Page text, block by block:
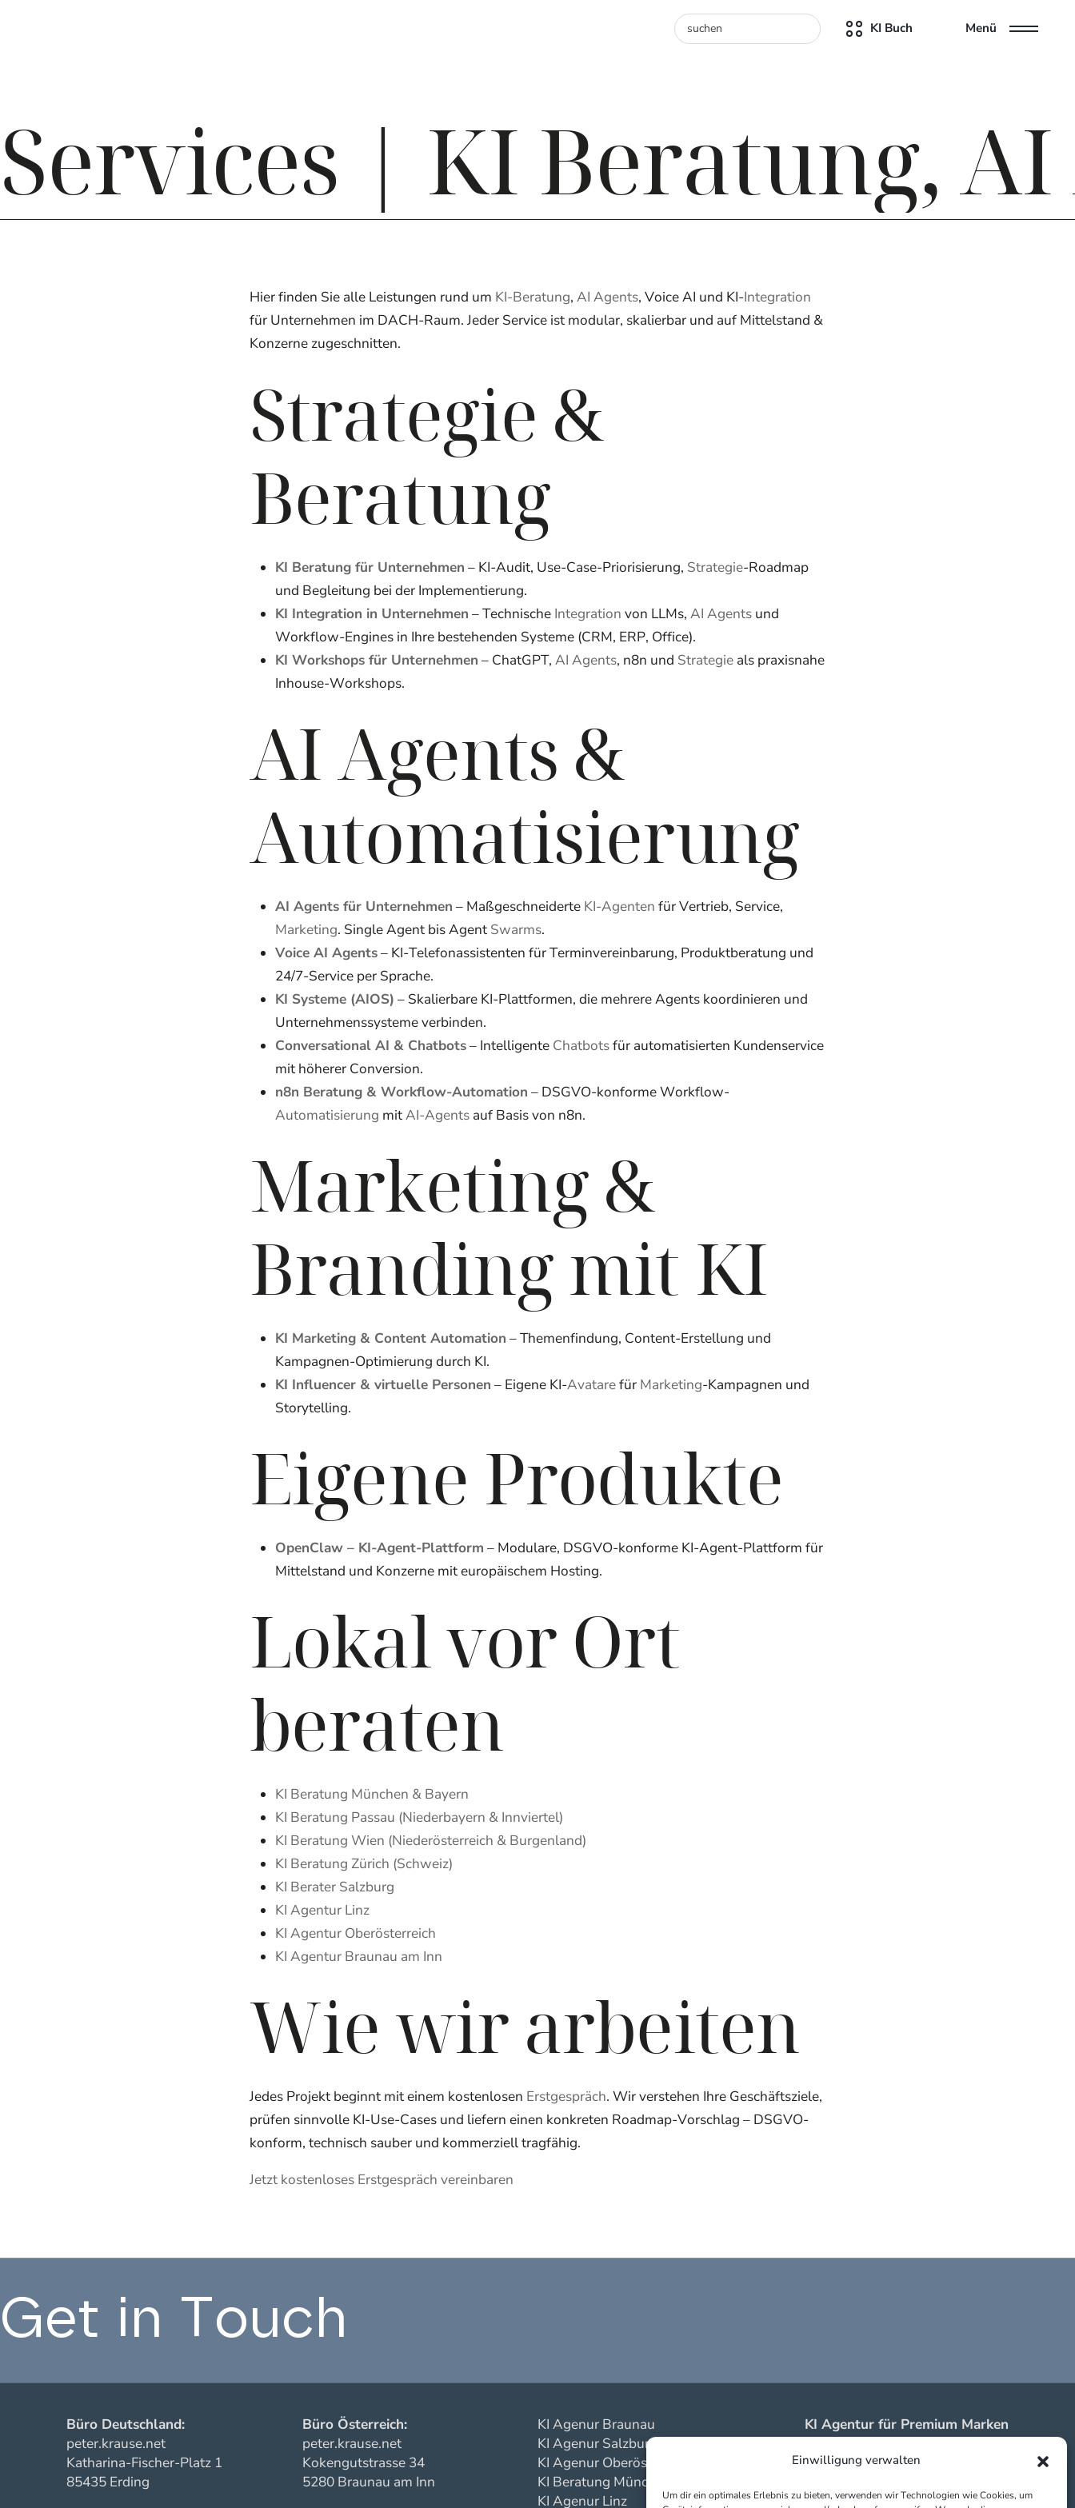
Einwilligung verwalten
Um dir ein optimales Erlebnis zu bieten, verwenden wir Technologien wie Cookies, um
KI Buch Menü
Services | KI Beratung,
Hier finden Sie alle Leistungen rund um KI-Beratung, AI Agents, Voice AI und KI-Integration
für Unternehmen im DACH-Raum. Jeder Service ist modular, skalierbar und auf Mittelstand &
Konzerne zugeschnitten.
Strategie &
Beratung
KI Beratung für Unternehmen – KI-Audit, Use-Case-Priorisierung, Strategie-Roadmap
und Begleitung bei der Implementierung.
KI Integration in Unternehmen – Technische Integration von LLMs, AI Agents und
Workflow-Engines in Ihre bestehenden Systeme (CRM, ERP, Office).
KI Workshops für Unternehmen – ChatGPT, AI Agents, n8n und Strategie als praxisnahe
Inhouse-Workshops.
AI Agents &
Automatisierung
AI Agents für Unternehmen – Maßgeschneiderte KI-Agenten für Vertrieb, Service,
Marketing. Single Agent bis Agent Swarms.
Voice AI Agents– KI-Telefonassistenten für Terminvereinbarung, Produktberatung und
24/7-Service per Sprache.
KI Systeme (AIOS) – Skalierbare KI-Plattformen, die mehrere Agents koordinieren und
Unternehmenssysteme verbinden.
Conversational AI & Chatbots– Intelligente Chatbotsfür automatisierten Kundenservice
mit höherer Conversion.
n8n Beratung & Workflow-Automation – DSGVO-konforme Workflow-
Automatisierung mitAI-Agents auf Basis von n8n.
Marketing &
Branding mit KI
KI Marketing & Content Automation – Themenfindung, Content-Erstellung und
Kampagnen-Optimierung durch KI.
KI Influencer & virtuelle Personen – Eigene KI-Avatarefür Marketing-Kampagnen und
Storytelling.
Eigene Produkte
OpenClaw – KI-Agent-Plattform – Modulare, DSGVO-konforme KI-Agent-Plattform für
Mittelstand und Konzerne mit europäischem Hosting.
Lokal vor Ort
beraten
KI Beratung München & Bayern
KI Beratung Passau (Niederbayern & Innviertel)
KI Beratung Wien (Niederösterreich & Burgenland)
KI Beratung Zürich (Schweiz)
KI Berater Salzburg
KI Agentur Linz
KI Agentur Oberösterreich
KI Agentur Braunau am Inn
Wie wir arbeiten
Jedes Projekt beginnt mit einem kostenlosen Erstgespräch. Wir verstehen Ihre Geschäftsziele,
prüfen sinnvolle KI-Use-Cases und liefern einen konkreten Roadmap-Vorschlag – DSGVO-
konform, technisch sauber und kommerziell tragfähig.
Jetzt kostenloses Erstgespräch vereinbaren
Get in Touch
Büro Deutschland:
peter.krause.net
Katharina-Fischer-Platz 1
85435 Erding
Büro Österreich:
peter.krause.net
Kokengutstrasse 34
5280 Braunau am Inn
KI Agenur Braunau
KI Agenur Salzburg
KI Agenur Oberösterreich
KI Beratung München
KI Agenur Linz
KI Agentur für Premium Marken
Partner: